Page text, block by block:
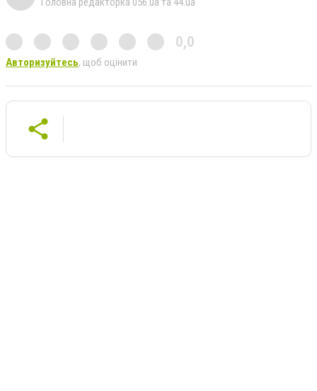
0,0
Авторизуйтесь, щоб оцінити